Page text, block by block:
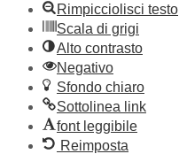
Rimpicciolisci testo
Scala di grigi
Alto contrasto
Negativo
Sfondo chiaro
Sottolinea link
font leggibile
Reimposta